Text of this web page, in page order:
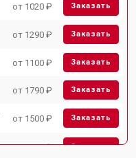
от 1020 ₽ Заказать
от 1290 ₽ Заказать
от 1100 ₽ Заказать
от 1790 ₽ Заказать
от 1500 ₽ Заказать
от 1990 ₽ Заказать